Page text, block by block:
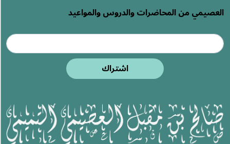
من المحاضرات والدروس والمواعيد
اشتراك